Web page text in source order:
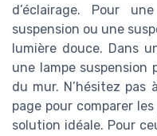
d’éclairage. Pour
suspension ou une
lumière douce. Dans
une lampe suspension
du mur. N’hésitez pas
page pour comparer
solution idéale. Pour